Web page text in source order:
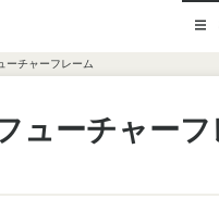
ーチャーフレーム
ューチャーフ